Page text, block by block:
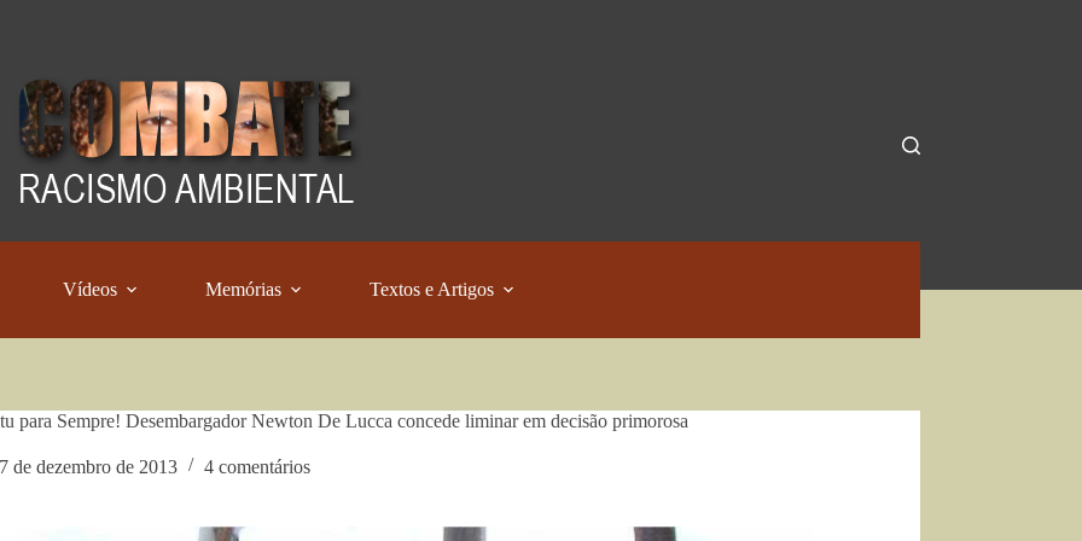
Vídeos Memórias Textos e Artigos
para Sempre! Desembargador Newton De Lucca concede liminar em decisão primorosa
de dezembro de 2013 4 comentários